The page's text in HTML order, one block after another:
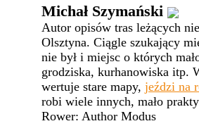
Michał Szymański
Autor opisów tras leżących
Olsztyna. Ciągle szukający
nie był i miejsc o których
grodziska, kurhanowiska itp.
wertuje stare mapy, jeździ na
robi wiele innych, mało
Rower: Author Modus